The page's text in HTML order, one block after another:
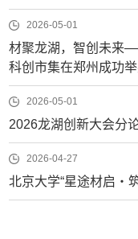
2026-05-01
材聚龙湖，智创未来
科创市集在郑州成功
2026-05-01
2026龙湖创新大会分
2026-04-27
北京大学“星途材启・